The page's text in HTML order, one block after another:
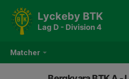
Matcher
Lyckeby BTK
Lag D - Division 4